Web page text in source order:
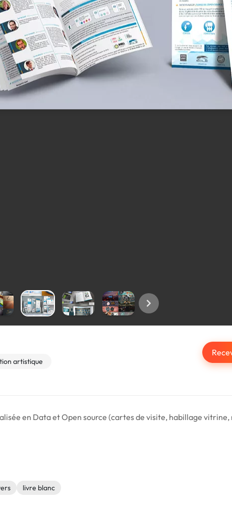
artistique
en Data et Open source (cartes de visite, habillage vitrine,
livre blanc